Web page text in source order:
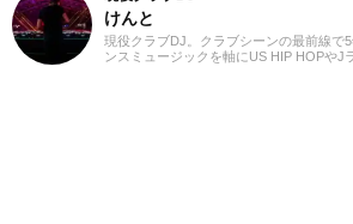
けんと
現役クラブDJ。クラブシーンの最前線で
ンスミュージックを軸にUS HIP HOPやJ